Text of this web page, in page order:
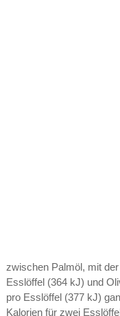
zwischen Palmöl, mit
Esslöffel (364 kJ) und
pro Esslöffel (377 kJ)
Kalorien für zwei